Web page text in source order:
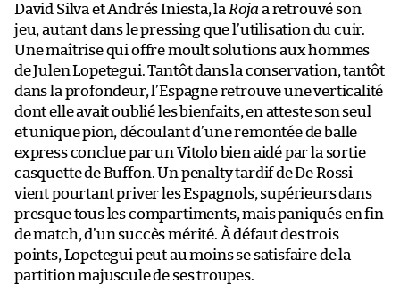
David Silva et Andrés Iniesta, la Roja a retrouvé son
jeu, autant dans le pressing que l’utilisation du cuir.
Une maîtrise qui offre moult solutions aux hommes
de Julen Lopetegui. Tantôt dans la conservation, tantôt
dans la profondeur, l’Espagne retrouve une verticalité
dont elle avait oublié les bienfaits, en atteste son seul
et unique pion, découlant d’une remontée de balle
express conclue par un Vitolo bien aidé par la sortie
casquette de Buffon. Un penalty tardif de De Rossi
vient pourtant priver les Espagnols, supérieurs dans
presque tous les compartiments, mais paniqués en fin
de match, d’un succès mérité. À défaut des trois
points, Lopetegui peut au moins se satisfaire de la
partition majuscule de ses troupes.